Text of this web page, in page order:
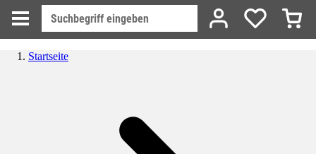
Startseite